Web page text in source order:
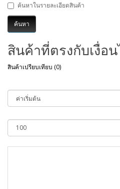
ค้นหาในรายละเอียดสินค้า
สินค้าที่ตรงกับเงื่อ
สินค้าเปรียบเทียบ (0)